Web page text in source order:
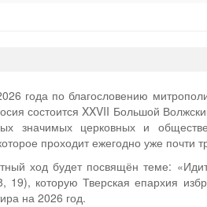
года по благословению
состоится XXVII Большой
значимых церковных и
проходит ежегодно уже почти
ход будет посвящён теме:
которую Тверская епархия
на 2026 год.